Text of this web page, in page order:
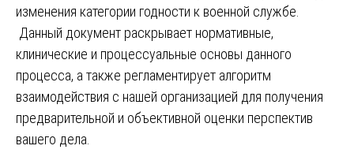
изменения категории годности к военной службе.
Данный документ раскрывает нормативные,
клинические и процессуальные основы данного
процесса, а также регламентирует алгоритм
взаимодействия с нашей организацией для получения
предварительной и объективной оценки перспектив
вашего дела.